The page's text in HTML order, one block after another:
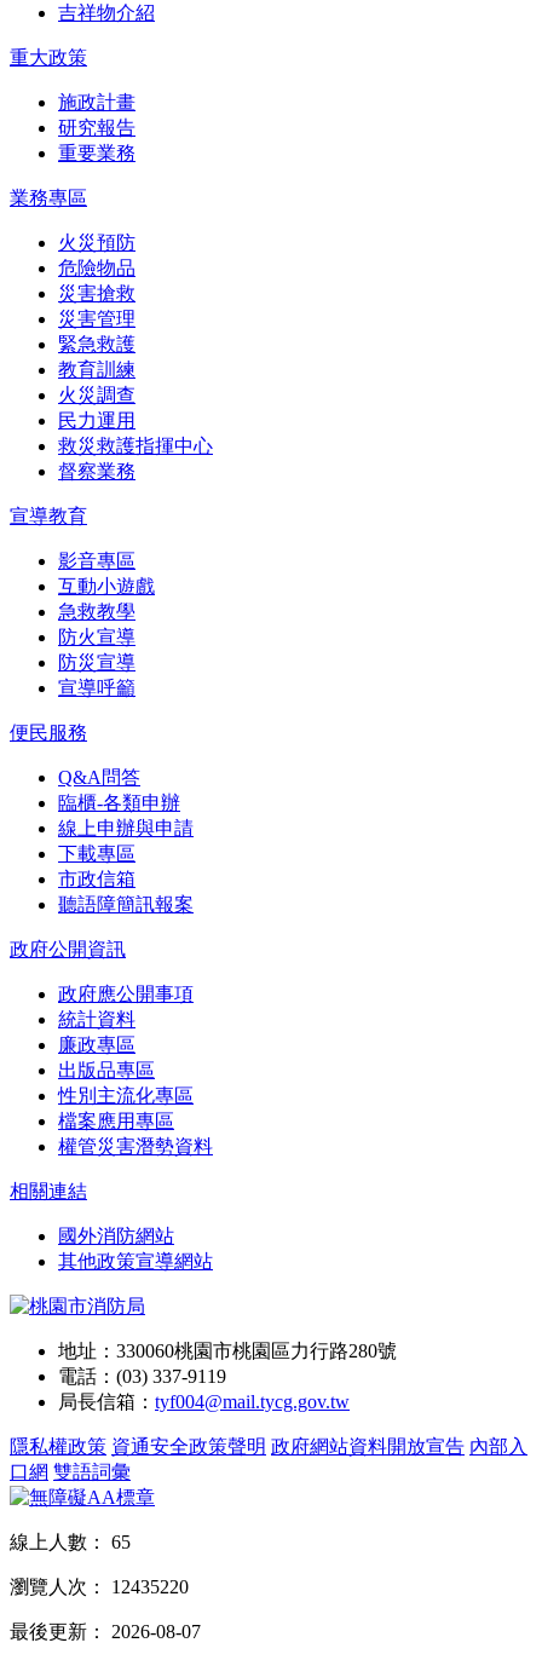
吉祥物介紹
重大政策
施政計畫
研究報告
重要業務
業務專區
火災預防
危險物品
災害搶救
災害管理
緊急救護
教育訓練
火災調查
民力運用
救災救護指揮中心
督察業務
宣導教育
影音專區
互動小遊戲
急救教學
防火宣導
防災宣導
宣導呼籲
便民服務
Q&A問答
臨櫃-各類申辦
線上申辦與申請
下載專區
市政信箱
聽語障簡訊報案
政府公開資訊
政府應公開事項
統計資料
廉政專區
出版品專區
性別主流化專區
檔案應用專區
權管災害潛勢資料
相關連結
國外消防網站
其他政策宣導網站
地址：330060桃園市桃園區力行路280號
電話：(03) 337-9119
局長信箱： tyf004@mail.tycg.gov.tw
隱私權政策 資通安全政策聲明 政府網站資料開放宣告 內部入
口網 雙語詞彙
線上人數： 65
瀏覽人次： 12435220
最後更新： 2026-08-07